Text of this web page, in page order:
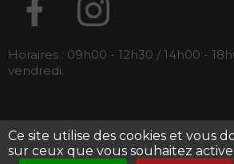
Horaires : 09h00 - 12h30 / 14h00 -
vendredi.
Tous droits réservés Armos -
Ce site utilise des cookies et vous
sur ceux que vous souhaitez